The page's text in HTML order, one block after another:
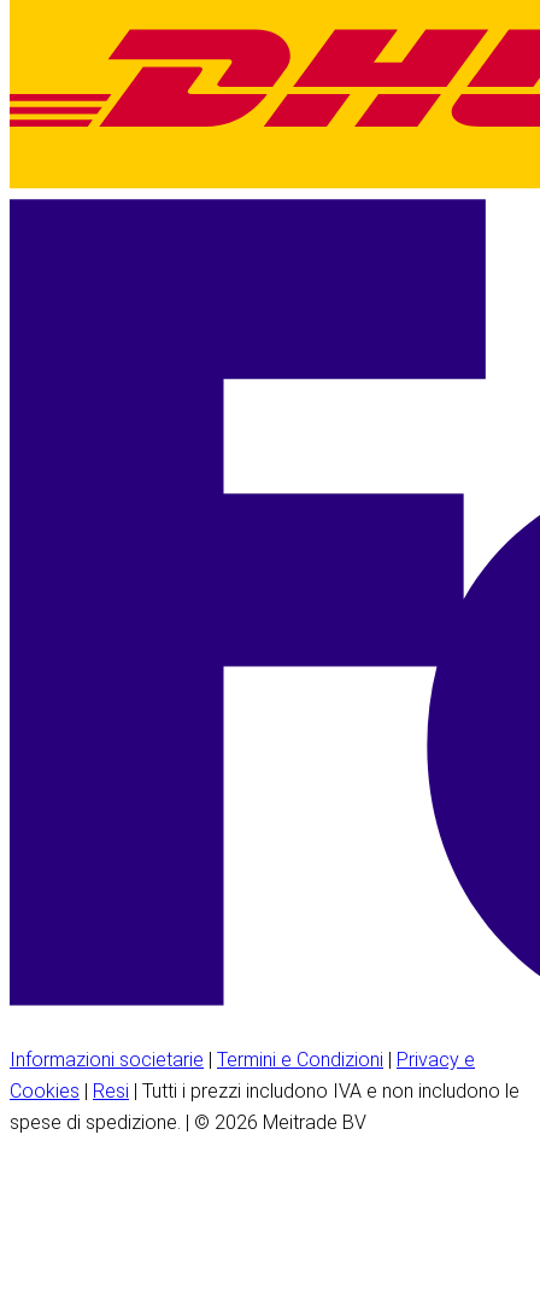
Informazioni societarie | Termini e Condizioni | Privacy e
Cookies | Resi | Tutti i prezzi includono IVA e non includono le
spese di spedizione. | © 2026 Meitrade BV